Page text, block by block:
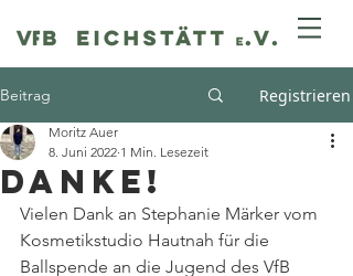
Beitrag Registrieren
DANKE!
Moritz Auer
8. Juni 2022 1 Min. Lesezeit
Vielen Dank an Stephanie Märker vom
Kosmetikstudio Hautnah für die
Ballspende an die Jugend des VfB